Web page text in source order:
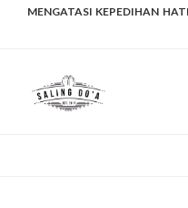
MENGATASI KEPEDIHAN HATI